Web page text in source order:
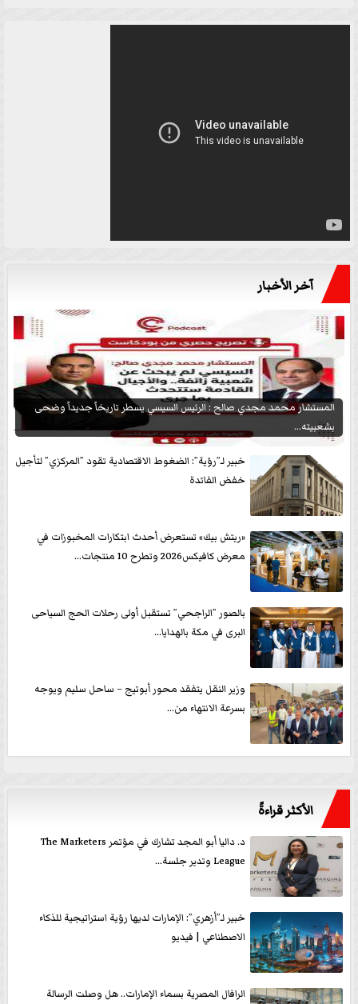
آخر الأخبار
المستشار محمد مجدي صالح : الرئيس السيسي يسطر تاريخاً جديداً وضحى
بشعبيته...
خبير لـ”رؤية”: الضغوط الاقتصادية تقود ”المركزي” لتأجيل
خفض الفائدة
«ريتش بيك» تستعرض أحدث ابتكارات المخبوزات في
معرض كافيكس2026 وتطرح 10 منتجات...
بالصور ”الراجحي” تستقبل أولى رحلات الحج السياحى
البرى في مكة بالهدايا...
وزير النقل يتفقد محور أبوتيج – ساحل سليم ويوجه
بسرعة الانتهاء من...
الأكثر قراءةً
د. داليا أبو المجد تشارك في مؤتمر The Marketers
League وتدير جلسة...
خبير لـ”أزهري”: الإمارات لديها رؤية استراتيجية للذكاء
الاصطناعي | فيديو
الرافال المصرية بسماء الإمارات.. هل وصلت الرسالة